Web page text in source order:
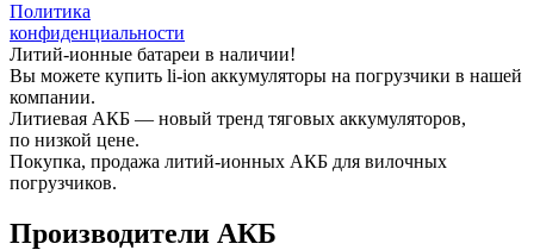
Политика
конфиденциальности
Литий-ионные батареи в наличии!
Вы можете купить li-ion аккумуляторы на погрузчики в нашей
компании.
Литиевая АКБ — новый тренд тяговых аккумуляторов,
по низкой цене.
Покупка, продажа литий-ионных АКБ для вилочных
погрузчиков.
Производители АКБ